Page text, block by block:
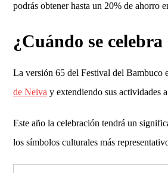
podrás obtener hasta un 20% de ahorro
¿Cuándo se
La versión 65 del Festival del Bambuco
de Neiva y extendiendo sus actividades
Este año la celebración tendrá un
los símbolos culturales más